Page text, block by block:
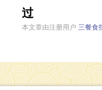
过
本文章由注册用户 三餐食